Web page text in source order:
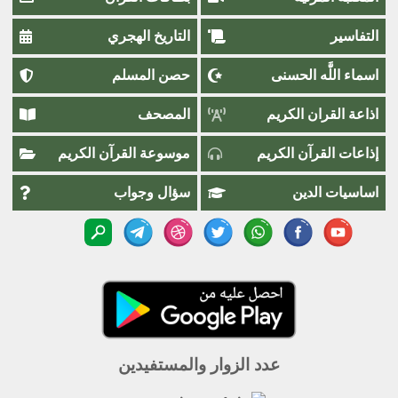
التفاسير التاريخ الهجري
اسماء اللَّٰه الحسنى حصن المسلم
اذاعة القران الكريم المصحف
إذاعات القرآن الكريم موسوعة القرآن الكريم
اساسيات الدين سؤال وجواب
عدد الزوار والمستفيدين